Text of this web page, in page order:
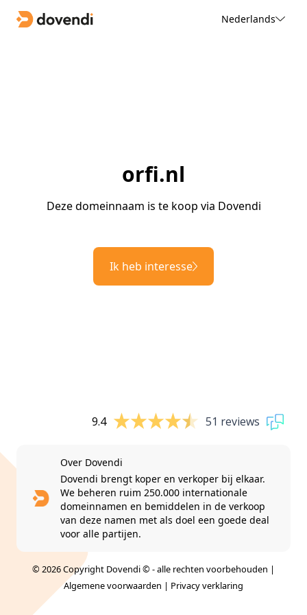
Nederlands
orfi.nl
Deze domeinnaam is te koop via Dovendi
Ik heb interesse
9.4 51 reviews
Over Dovendi
Dovendi brengt koper en verkoper bij elkaar.
We beheren ruim 250.000 internationale
domeinnamen en bemiddelen in de verkoop
van deze namen met als doel een goede deal
voor alle partijen.
© 2026 Copyright Dovendi © - alle rechten voorbehouden |
Algemene voorwaarden | Privacy verklaring